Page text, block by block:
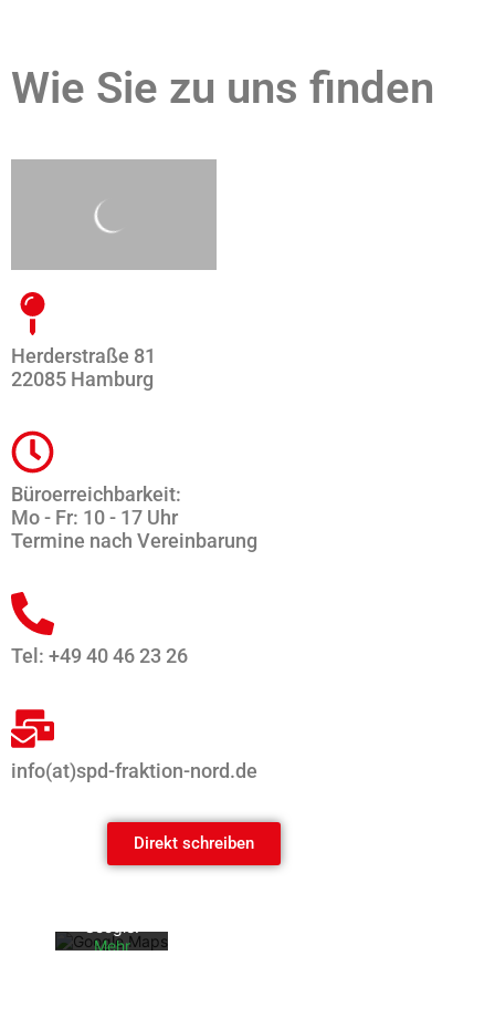
Wie Sie zu uns finden
Herderstraße 81
22085 Hamburg
Büroerreichbarkeit:
Mo - Fr: 10 - 17 Uhr
Termine nach Vereinbarung
Tel: +49 40 46 23 26
info(at)spd-fraktion-nord.de
Direkt schreiben
Mit dem
Karte
akzeptiere
n Sie die
Datenschu
Mehr